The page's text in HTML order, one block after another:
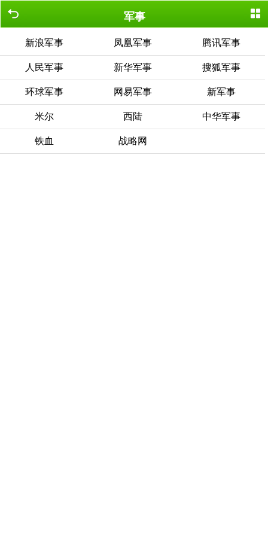
军事
新浪军事 凤凰军事 腾讯军事
人民军事 新华军事 搜狐军事
环球军事 网易军事 新军事
米尔 西陆 中华军事
铁血 战略网